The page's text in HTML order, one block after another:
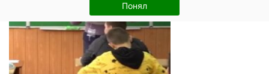
Понял